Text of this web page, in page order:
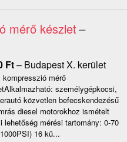
mérő készlet–
Ft– Budapest X. kerület
kompresszió mérő
személygépkocsi,
közvetlen befecskendezésű
diesel motorokhoz ismételt
lehetőség mérési tartomány: 0-70
16 kü...